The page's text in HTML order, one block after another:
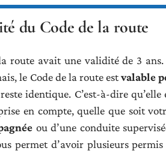
du Code de la route
route avait une validité de 3
le Code de la route estvalable
identique. C’est-à-dire qu’elle
en compte, quelle que soit
ou d’une conduite
permet d’avoir plusieurs